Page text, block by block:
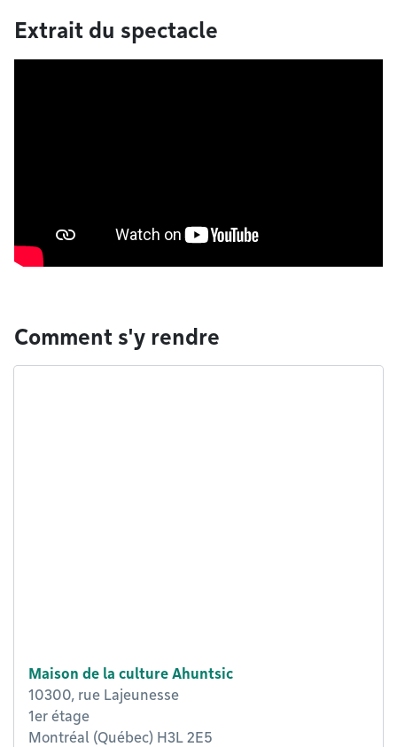
Extrait du spectacle
Comment s'y rendre
Maison de la culture Ahuntsic
10300, rue Lajeunesse
1er étage
Montréal (Québec) H3L 2E5